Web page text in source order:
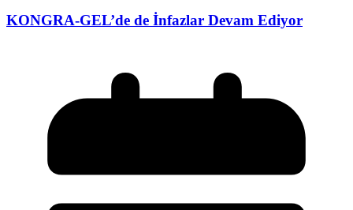
KONGRA-GEL’de de İnfazlar Devam Ediyor